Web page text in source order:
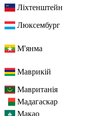
Ліхтенштейн
Люксембург
М'янма
Маврикій
Мавританія
Мадагаскар
Макао